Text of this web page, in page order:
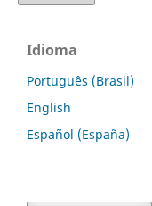
Idioma
Português (Brasil)
English
Español (España)